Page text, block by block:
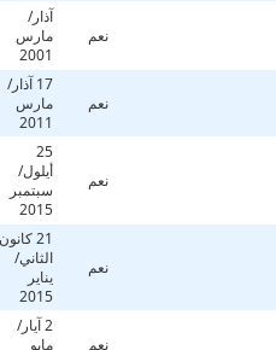
نعم
آذار/
مارس
2001
نعم
17 آذار/
مارس
2011
نعم
25
أيلول/
سبتمبر
2015
نعم
21 كانون
الثاني/
يناير
2015
نعم
2 آيار/
مايو